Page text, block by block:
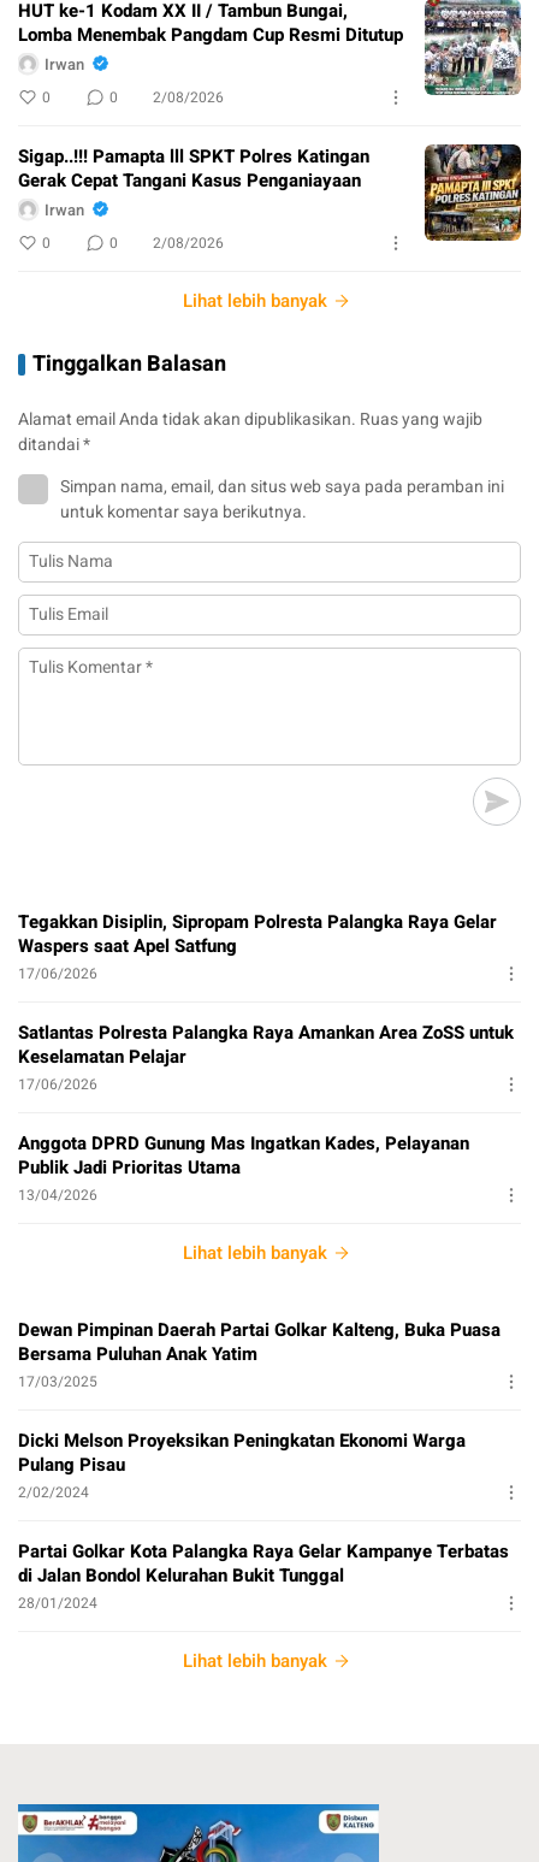
HUT ke-1 Kodam XX II / Tambun Bungai,
Lomba Menembak Pangdam Cup Resmi Ditutup
Irwan
0 0 2/08/2026
Sigap..!!! Pamapta lll SPKT Polres Katingan
Gerak Cepat Tangani Kasus Penganiayaan
Irwan
0 0 2/08/2026
Lihat lebih banyak
Tinggalkan Balasan
Alamat email Anda tidak akan dipublikasikan. Ruas yang wajib
ditandai*
Simpan nama, email, dan situs web saya pada peramban ini
untuk komentar saya berikutnya.
Tegakkan Disiplin, Sipropam Polresta Palangka Raya Gelar
Waspers saat Apel Satfung
17/06/2026
Satlantas Polresta Palangka Raya Amankan Area ZoSS untuk
Keselamatan Pelajar
17/06/2026
Anggota DPRD Gunung Mas Ingatkan Kades, Pelayanan
Publik Jadi Prioritas Utama
13/04/2026
Lihat lebih banyak
Dewan Pimpinan Daerah Partai Golkar Kalteng, Buka Puasa
Bersama Puluhan Anak Yatim
17/03/2025
Dicki Melson Proyeksikan Peningkatan Ekonomi Warga
Pulang Pisau
2/02/2024
Partai Golkar Kota Palangka Raya Gelar Kampanye Terbatas
di Jalan Bondol Kelurahan Bukit Tunggal
28/01/2024
Lihat lebih banyak